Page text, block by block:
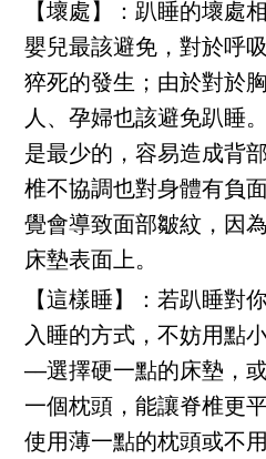
【壞處】：趴睡的壞處
嬰兒最該避免，對於呼
猝死的發生；由於對於
人、孕婦也該避免趴睡
是最少的，容易造成背
椎不協調也對身體有負
覺會導致面部皺紋，因
床墊表面上。
【這樣睡】：若趴睡對
入睡的方式，不妨用點
──選擇硬一點的床墊，
一個枕頭，能讓脊椎更
使用薄一點的枕頭或不